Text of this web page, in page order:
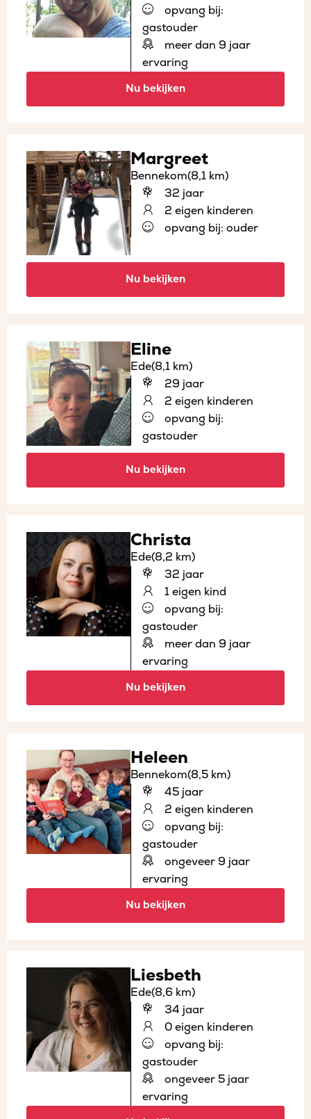
opvang bij:
gastouder
meer dan 9 jaar
ervaring
Nu bekijken
Margreet
Bennekom(8,1 km)
32 jaar
2 eigen kinderen
opvang bij: ouder
Nu bekijken
Eline
Ede(8,1 km)
29 jaar
2 eigen kinderen
opvang bij:
gastouder
Nu bekijken
Christa
Ede(8,2 km)
32 jaar
1 eigen kind
opvang bij:
gastouder
meer dan 9 jaar
ervaring
Nu bekijken
Heleen
Bennekom(8,5 km)
45 jaar
2 eigen kinderen
opvang bij:
gastouder
ongeveer 9 jaar
ervaring
Nu bekijken
Liesbeth
Ede(8,6 km)
34 jaar
0 eigen kinderen
opvang bij:
gastouder
ongeveer 5 jaar
ervaring